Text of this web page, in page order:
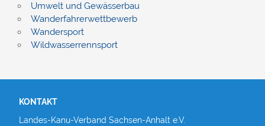
Umwelt und Gewässerbau
Wanderfahrerwettbewerb
Wandersport
Wildwasserrennsport
KONTAKT
Landes-Kanu-Verband Sachsen-Anhalt e.V.